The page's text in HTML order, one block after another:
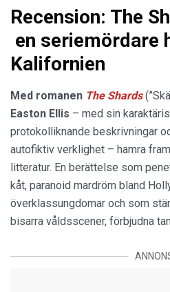
Recension: The
en seriemördare
Kalifornien
Med romanen The Shards
Easton Ellis – med sin
protokolliknande beskrivningar
autofiktiv verklighet – hamra
litteratur. En berättelse som
kåt, paranoid mardröm bland
överklassungdomar och som
bisarra våldsscener, förbjudna